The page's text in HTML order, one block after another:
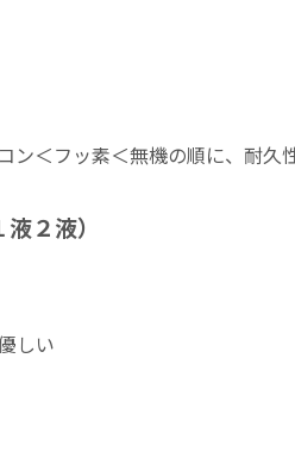
ン＜フッ素＜無機の順に、耐久
２液）
しい
〇